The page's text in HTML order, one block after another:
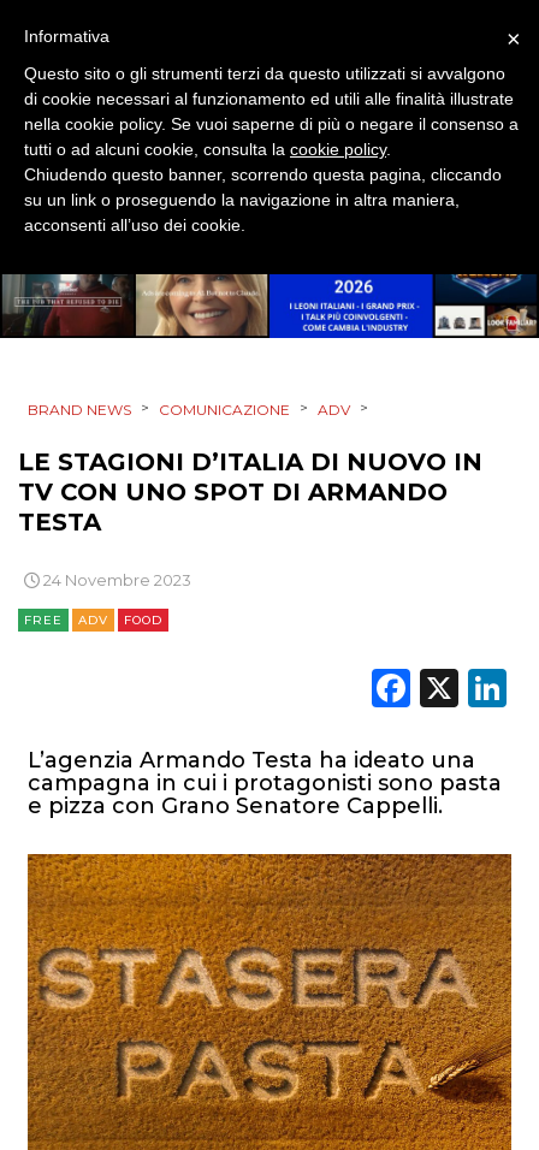
DIGITALE
ESTERNA
TV
DATI
CASE HISTORY
BRAND NEWS > COMUNICAZIONE > ADV >
LE STAGIONI D’ITALIA DI NUOVO IN
TV CON UNO SPOT DI ARMANDO
TESTA
24 Novembre 2023
FREE ADV FOOD
X
L’agenzia Armando Testa ha ideato una
campagna in cui i protagonisti sono pasta
e pizza con Grano Senatore Cappelli.
×
Informativa
Questo sito o gli strumenti terzi da questo utilizzati si avvalgono
di cookie necessari al funzionamento ed utili alle finalità illustrate
nella cookie policy. Se vuoi saperne di più o negare il consenso a
tutti o ad alcuni cookie, consulta la cookie policy.
Chiudendo questo banner, scorrendo questa pagina, cliccando
su un link o proseguendo la navigazione in altra maniera,
acconsenti all’uso dei cookie.